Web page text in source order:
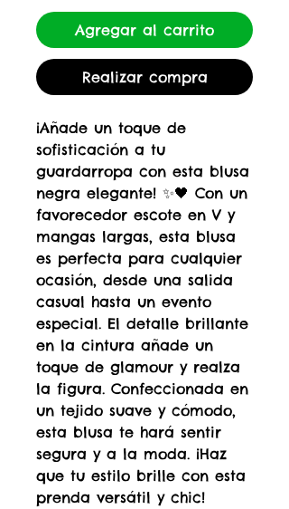
Agregar al carrito
Realizar compra
¡Añade un toque de
sofisticación a tu
guardarropa con esta blusa
negra elegante! ✨🖤 Con un
favorecedor escote en V y
mangas largas, esta blusa
es perfecta para cualquier
ocasión, desde una salida
casual hasta un evento
especial. El detalle brillante
en la cintura añade un
toque de glamour y realza
la figura. Confeccionada en
un tejido suave y cómodo,
esta blusa te hará sentir
segura y a la moda. ¡Haz
que tu estilo brille con esta
prenda versátil y chic!